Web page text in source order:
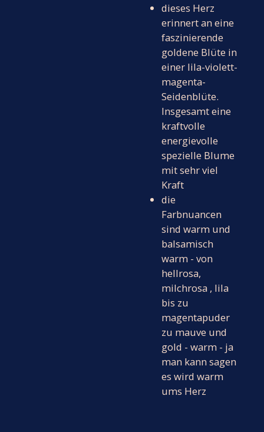
dieses Herz
erinnert an eine
faszinierende
goldene Blüte in
einer lila-violett-
magenta-
Seidenblüte.
Insgesamt eine
kraftvolle
energievolle
spezielle Blume
mit sehr viel
Kraft
die
Farbnuancen
sind warm und
balsamisch
warm - von
hellrosa,
milchrosa , lila
bis zu
magentapuder
zu mauve und
gold - warm - ja
man kann sagen
es wird warm
ums Herz